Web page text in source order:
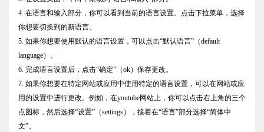
4. 在语言和输入部分，你可以看到当前的语言设置。点击下拉菜单，选择
你想要切换到的新语言。
5. 如果你想要使用默认的语言设置，可以点击“默认语言”（default
language）。
6. 完成语言设置后，点击“确定”（ok）保存更改。
7. 如果你想要在特定网站或应用中使用特定的语言设置，可以在网站或应
用的设置中进行更改。例如，在youtube网站上，你可以点击右上角的三个
点图标，然后选择“设置”（settings），接着在“语言”部分选择“简体中
文”。